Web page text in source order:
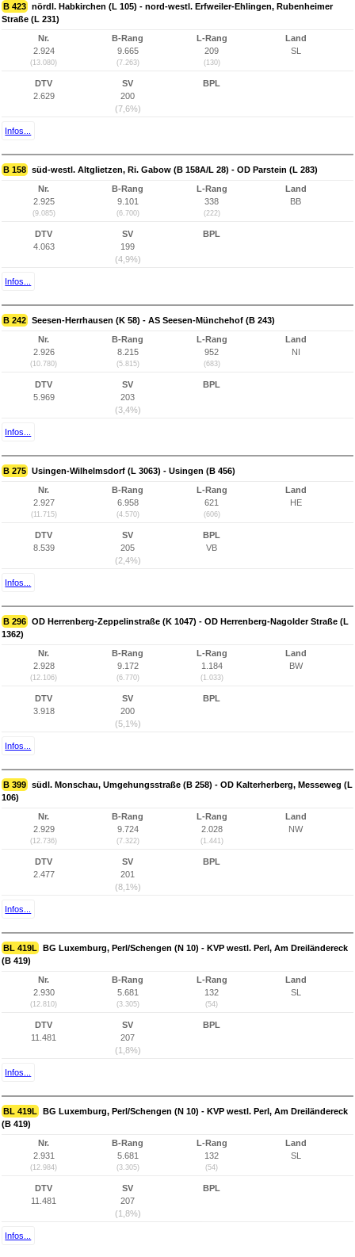
B 423 nördl. Habkirchen (L 105) - nord-westl. Erfweiler-Ehlingen, Rubenheimer
Straße (L 231)
Nr.
2.924
(13.080)
B-Rang
9.665
(7.263)
L-Rang
209
(130)
Land
SL
DTV
2.629
SV
200
(7,6%)
BPL
Infos...
B 158 süd-westl. Altglietzen, Ri. Gabow (B 158A/L 28) - OD Parstein (L 283)
Nr.
2.925
(9.085)
B-Rang
9.101
(6.700)
L-Rang
338
(222)
Land
BB
DTV
4.063
SV
199
(4,9%)
BPL
Infos...
B 242 Seesen-Herrhausen (K 58) - AS Seesen-Münchehof (B 243)
Nr.
2.926
(10.780)
B-Rang
8.215
(5.815)
L-Rang
952
(683)
Land
NI
DTV
5.969
SV
203
(3,4%)
BPL
Infos...
B 275 Usingen-Wilhelmsdorf (L 3063) - Usingen (B 456)
Nr.
2.927
(11.715)
B-Rang
6.958
(4.570)
L-Rang
621
(606)
Land
HE
DTV
8.539
SV
205
(2,4%)
BPL
VB
Infos...
B 296 OD Herrenberg-Zeppelinstraße (K 1047) - OD Herrenberg-Nagolder Straße (L
1362)
Nr.
2.928
(12.106)
B-Rang
9.172
(6.770)
L-Rang
1.184
(1.033)
Land
BW
DTV
3.918
SV
200
(5,1%)
BPL
Infos...
B 399 südl. Monschau, Umgehungsstraße (B 258) - OD Kalterherberg, Messeweg (L
106)
Nr.
2.929
(12.736)
B-Rang
9.724
(7.322)
L-Rang
2.028
(1.441)
Land
NW
DTV
2.477
SV
201
(8,1%)
BPL
Infos...
BL 419L
BG Luxemburg, Perl/Schengen (N 10) - KVP westl. Perl, Am Dreiländereck
(B 419)
Nr.
2.930
(12.810)
B-Rang
5.681
(3.305)
L-Rang
132
(54)
Land
SL
DTV
11.481
SV
207
(1,8%)
BPL
Infos...
BL 419L
BG Luxemburg, Perl/Schengen (N 10) - KVP westl. Perl, Am Dreiländereck
(B 419)
Nr.
2.931
(12.984)
B-Rang
5.681
(3.305)
L-Rang
132
(54)
Land
SL
DTV
11.481
SV
207
(1,8%)
BPL
Infos...